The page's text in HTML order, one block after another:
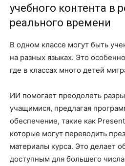
учебного контента в
реального времени
В одном классе могут быть
на разных языках. Это
где в классах много детей
ИИ помогает преодолеть
учащимися, предлагая
обеспечение, такие как
которые могут переводить
материалы курса. Это делает
доступным для большего